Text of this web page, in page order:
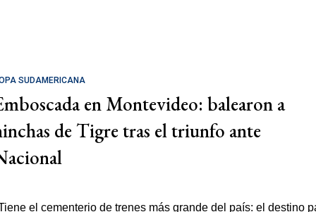
SUDAMERICANA
en Montevideo: balearon a
de Tigre tras el triunfo ante